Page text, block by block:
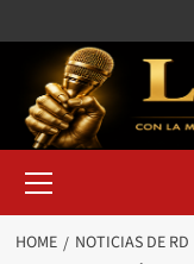
HOME NOTICIAS DE RD